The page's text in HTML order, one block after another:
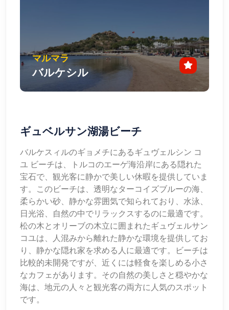
マルマラ
バルケシル
ギュベルサン湖湯ビーチ
バルケスィルのギョメチにあるギュヴェルシン コ
ユ ビーチは、トルコのエーゲ海沿岸にある隠れた
宝石で、観光客に静かで美しい休暇を提供していま
す。このビーチは、透明なターコイズブルーの海、
柔らかい砂、静かな雰囲気で知られており、水泳、
日光浴、自然の中でリラックスするのに最適です。
松の木とオリーブの木立に囲まれたギュヴェルサン
コユは、人混みから離れた静かな環境を提供してお
り、静かな隠れ家を求める人に最適です。ビーチは
比較的未開発ですが、近くには軽食を楽しめる小さ
なカフェがあります。その自然の美しさと穏やかな
海は、地元の人々と観光客の両方に人気のスポット
です。